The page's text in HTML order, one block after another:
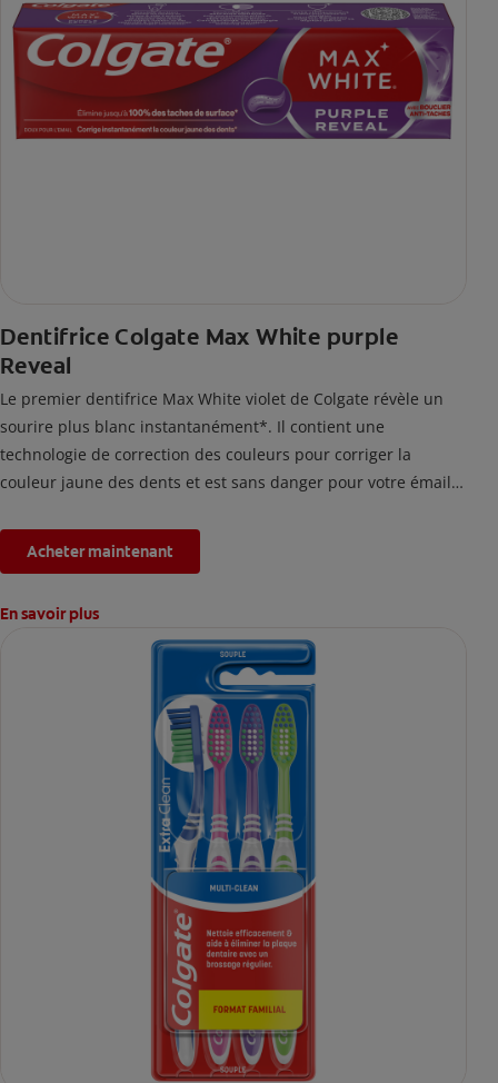
Dentifrice Colgate Max White purple
Reveal
Le premier dentifrice Max White violet de Colgate révèle un
sourire plus blanc instantanément*. Il contient une
technologie de correction des couleurs pour corriger la
couleur jaune des dents et est sans danger pour votre émail.
Acheter maintenant
En savoir plus